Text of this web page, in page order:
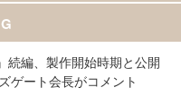
続編、製作開始時期と公開
ゲート会長がコメント